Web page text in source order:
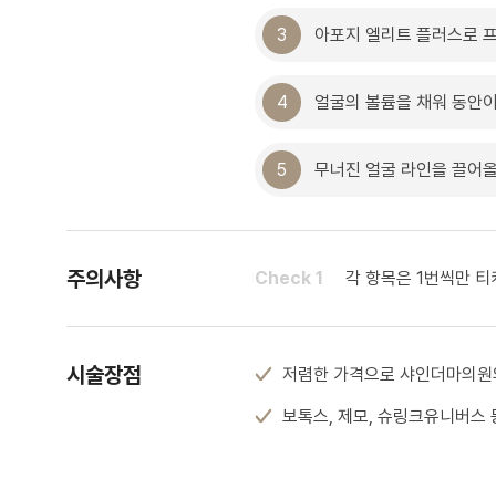
3 아포지 엘리트 플러스로
4 얼굴의 볼륨을 채워 동안
5 무너진 얼굴 라인을 끌어
주의사항 Check 1 각 항목은 1번씩만
시술장점
저렴한 가격으로 샤인더마의
보톡스, 제모, 슈링크유니버스